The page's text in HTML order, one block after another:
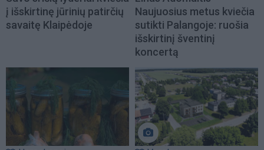
į išskirtinę jūrinių patirčių
savaitę Klaipėdoje
Naujuosius metus kviečia
sutikti Palangoje: ruošia
išskirtinį šventinį
koncertą